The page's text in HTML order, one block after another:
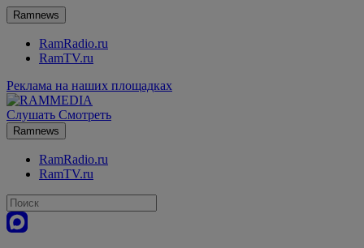
Ramnews
RamRadio.ru
RamTV.ru
Реклама на наших площадках
Слушать Смотреть
Ramnews
RamRadio.ru
RamTV.ru